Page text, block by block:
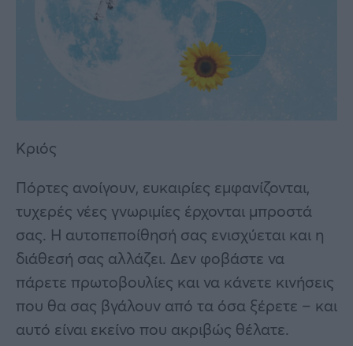
Κριός
Πόρτες ανοίγουν, ευκαιρίες εμφανίζονται,
τυχερές νέες γνωριμίες έρχονται μπροστά
σας. Η αυτοπεποίθησή σας ενισχύεται και η
διάθεσή σας αλλάζει. Δεν φοβάστε να
πάρετε πρωτοβουλίες και να κάνετε κινήσεις
που θα σας βγάλουν από τα όσα ξέρετε – και
αυτό είναι εκείνο που ακριβώς θέλατε.